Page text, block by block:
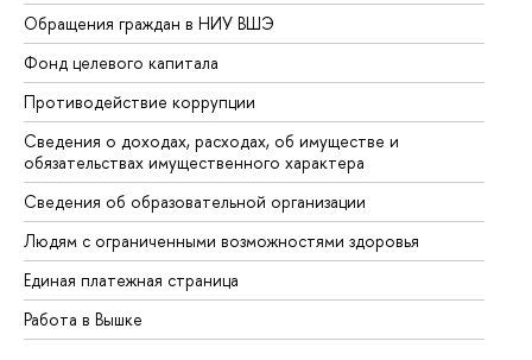
Обращения граждан в НИУ ВШЭ
Фонд целевого капитала
Противодействие коррупции
Сведения о доходах, расходах, об имуществе и
обязательствах имущественного характера
Сведения об образовательной организации
Людям с ограниченными возможностями здоровья
Единая платежная страница
Работа в Вышке